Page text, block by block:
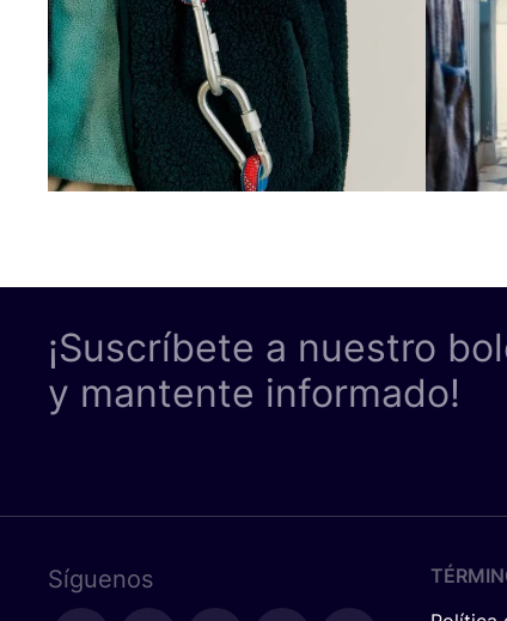
¡Suscríbete a nuestro
y mantente informado!
Síguenos